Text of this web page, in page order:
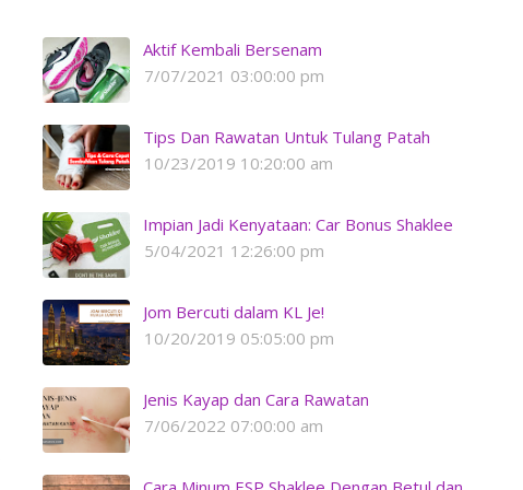
Aktif Kembali Bersenam
7/07/2021 03:00:00 pm
Tips Dan Rawatan Untuk Tulang Patah
10/23/2019 10:20:00 am
Impian Jadi Kenyataan: Car Bonus Shaklee
5/04/2021 12:26:00 pm
Jom Bercuti dalam KL Je!
10/20/2019 05:05:00 pm
Jenis Kayap dan Cara Rawatan
7/06/2022 07:00:00 am